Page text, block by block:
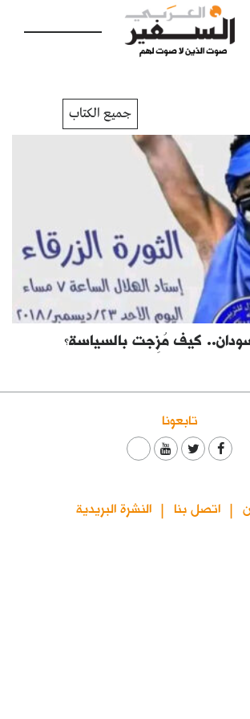
جميع الكتاب
كيف مُزِجت بالسياسة؟
تابعونا
اتصل بنا النشرة البريدية